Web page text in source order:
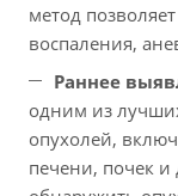
метод
воспаления,
Раннее
одним из
опухолей,
печени, почек и